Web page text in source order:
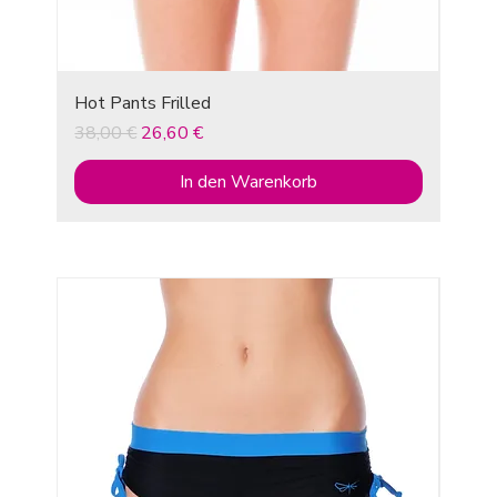
Hot Pants Frilled
Standardpreis
38,00 € Sale-Preis
26,60 €
In den Warenkorb